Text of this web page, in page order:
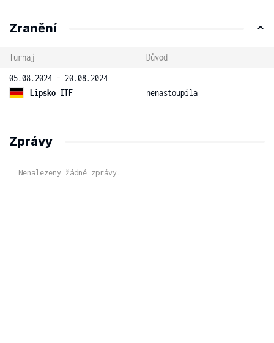
Zranění
Turnaj
Důvod
05.08.2024 - 20.08.2024
Lipsko ITF
nenastoupila
Zprávy
Nenalezeny žádné zprávy.